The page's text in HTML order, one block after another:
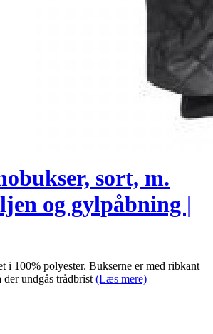
sort, m.
og gylpåbning |
i 100% polyester. Bukserne er med ribkant
der undgås trådbrist (Læs mere)